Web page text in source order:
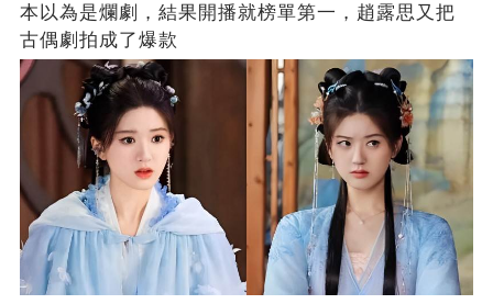
本以為是爛劇，結果開播就榜單第一，趙露思又把
古偶劇拍成了爆款